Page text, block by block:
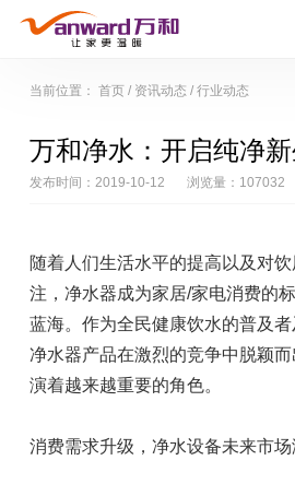
当前位置： 首页/ 资讯动态 / 行业动态
万和净水：开启纯净
发布时间：2019-10-12 浏览量：107032
随着人们生活水平的提高以及对
注，净水器成为家居/家电消费的
蓝海。作为全民健康饮水的普及
净水器产品在激烈的竞争中脱颖
演着越来越重要的角色。
消费需求升级，净水设备未来市